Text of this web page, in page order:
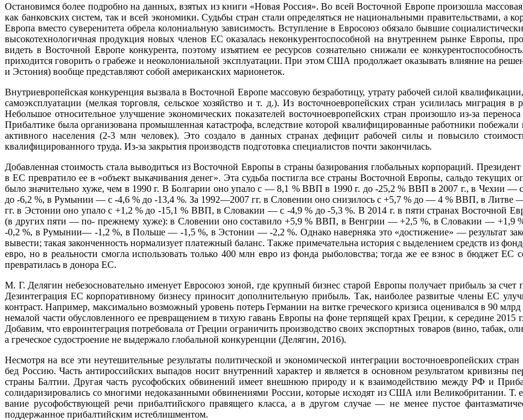
Остановимся более подробно на данных, взятых из книги «Новая Рос­сия». Во всей Восточной Европе произошла
как банковских систем, так и всей экономики. Судьбы стран стали определяться не национальными прави­тельствами,
Европа вместо суверенитета обрела колониальную зависимость. Вступление в Евросоюз обязало бывшие
высокотехнологичная продукция новых членов ЕС оказалась неконкурентоспособной на внутрен­нем рынке Европы,
видеть в Восточной Европе конкурента, поэтому изъятием ее ресурсов сознательно снижали ее
приходится говорить о гра­беже и неоколониальной эксплуатации. При этом США продолжает оказы­вать влияние на
и Эстония) вообще представляют собой американских марио­неток.
Внутриевропейская конкуренция вызвала в Восточной Европе массо­вую безработицу, утрату рабочей силой
самоэксплуатации (мелкая торговля, сельское хозяйство и т. д.). Из восточноевропейских стран усили­лась миграция
Небольшое относительное улучшение экономических показателей во­сточноевропейских стран произошло из-за
Прибалтике была организована промышленная катастрофа, вследствие которой квалифицированные работ­ники
активного населения (2-3 млн человек). Это создало в данных странах дефицит рабочей силы и повысило
квалифицированного труда. Из-за закрытия производств подготовка специалистов почти закончилась.
Добавленная стоимость стала выводиться из Восточной Европы в стра­ны базирования глобальных корпораций.
в ЕС превратило ее в «объект выкачивания денег». Эта судьба постигла все страны Восточной Европы, сальдо текущих
было значительно хуже, чем в 1990 г. В Болгарии оно упало с — 8,1 % ВВП в 1990 г. до -25,2 % ВВП в 2007 г., в Чехии
до -6,2 %, в Румынии — с -4,6 % до -13,4 %. За 1992—2007 гг. в Словении оно снизилось с +5,7 % до — 4 % ВВП, в Литве
гг. в Эстонии оно упало с +1,2 % до -15,1 % ВВП, в Словакии — с -4,9 % до -5,3 %. В 2014 г. в пяти странах Восточной
(в других пяти — по- прежнему хуже): в Словении оно составило +5,9 % ВВП, в Венгрии — +2,5 %, в Словакии —
-0,2 %, в Румынии— -1,2 %, в Польше — -1,5 %, в Эс­тонии — -2,2 %. Однако наверняка это «достижение» — результат
вывести; такая законченность нормализует платежный баланс. Также примечательна исто­рия с выделением средств из
евро, но в реальности смогла использовать только 400 млн евро из фонда рыболовства; тогда же ее взнос в бюджет
превратилась в до­нора ЕС.
М. Г. Делягин небезосновательно именует Евросоюз зоной, где круп­ный бизнес старой Европы получает прибыль за
Дезинтеграция ЕС корпоратив­ному бизнесу приносит дополнительную прибыль. Так, наиболее развитые члены ЕС
контраст. Например, максимально возможный уровень потерь Гер­мании на витке греческого кризиса оценивался в 90
немалой части обусловлен­ного ее превращением в тихую гавань Европы на фоне терпящей крах Гре­ции, к середине
Добавим, что евроинтеграция потребовала от Греции огра­ничить производство своих экспортных товаров (вино, табак,
а греческое судо­строение не выдержало глобальной конкуренции (Делягин, 2016).
Несмотря на все эти неутешительные результаты политической и эко­номической интеграции восточноевропейских
бед Россию. Часть антироссий­ских выпадов носит внутренний характер и является в основном результатом кривизны
страны Балтии. Другая часть русофобских обвинений имеет внешнюю при­роду и к взаимодействию между РФ и
солидаризировались со многими недока­занными обвинениями России, которые исходят из США или Великобрита­нии. Т.
вание русофобствующей речи прибалтийского правящего класса, а в другом случае — не менее пустое
поддержанное прибалтийским истеблишмен­том.